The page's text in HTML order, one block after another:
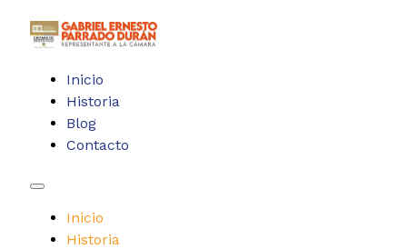
Inicio
Historia
Blog
Contacto
Inicio
Historia